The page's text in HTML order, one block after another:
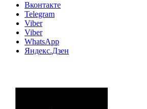
Вконтакте
Telegram
Viber
Viber
WhatsApp
Яндекс.Дзен